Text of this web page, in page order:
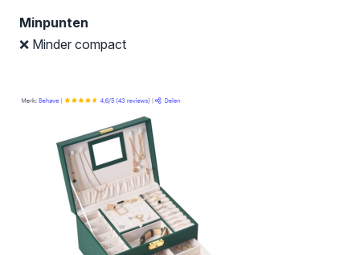
Minpunten
❌ Minder compact